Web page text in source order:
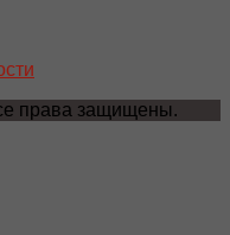
права защищены.